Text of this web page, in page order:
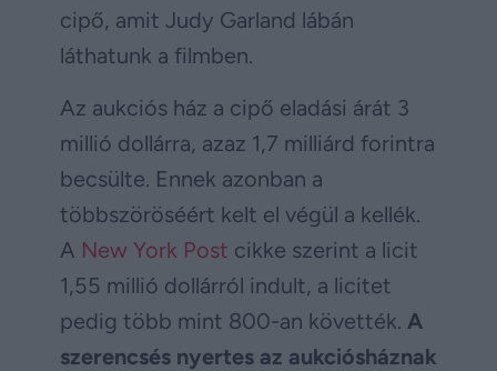
cipő, amit Judy Garland lábán
láthatunk a filmben.
Az aukciós ház a cipő eladási árát 3
millió dollárra, azaz 1,7 milliárd forintra
becsülte. Ennek azonban a
többszöröséért kelt el végül a kellék.
A New York Post cikke szerint a licit
1,55 millió dollárról indult, a licitet
pedig több mint 800-an követték. A
szerencsés nyertes az aukciósháznak